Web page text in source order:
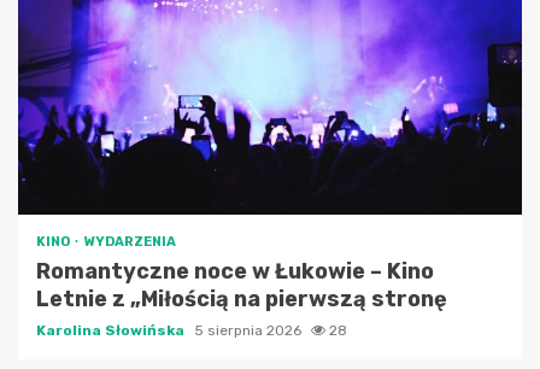
KINO WYDARZENIA
Romantyczne noce w Łukowie – Kino
Letnie z „Miłością na pierwszą stronę
Karolina Słowińska 5 sierpnia 2026 28